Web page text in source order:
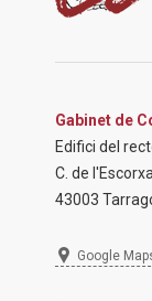
Gabinet de
Edifici del
C. de
43003
Google